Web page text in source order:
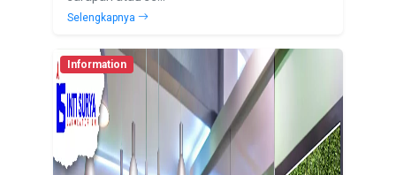
Selengkapnya
Information